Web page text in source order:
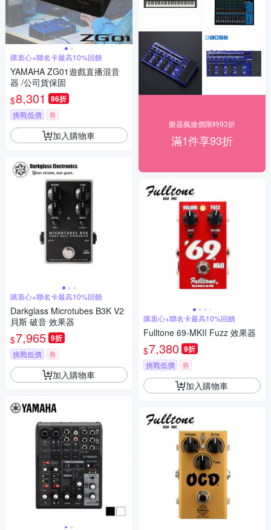
購衷心+聯名卡最高10%回饋
YAMAHA ZG01遊戲直播混音
器 /公司貨保固
$8,301 86折
挑戰低價 券
加入購物車
購衷心+聯名卡最高10%回饋
Darkglass Microtubes B3K V2
貝斯 破音 效果器
$7,965 9折
挑戰低價 券
加入購物車
樂器瘋搶價限時93折
滿1件享93折
購衷心+聯名卡最高10%回饋
Fulltone 69-MKII Fuzz 效果器
$7,380 9折
挑戰低價 券
加入購物車